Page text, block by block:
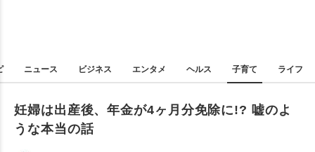
ニュース ビジネス エンタメ ヘルス 子育て ライフ
妊婦は出産後、年金が4ヶ月分免除に!? 嘘のよ
うな本当の話